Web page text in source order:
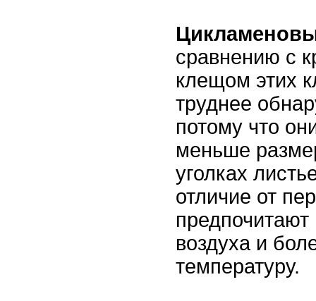
сравнению с
клещом этих
труднее
потому что
меньше
уголках
отличие от
воздуха и
температуру.